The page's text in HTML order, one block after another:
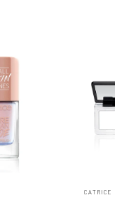
CATRICE